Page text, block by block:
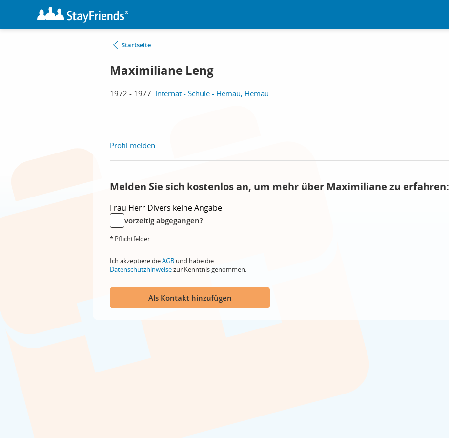
Startseite
Maximiliane Leng
1972 - 1977: Internat - Schule - Hemau, Hemau
Profil melden
Melden Sie sich kostenlos an, um mehr über Maximiliane zu erfahren:
Frau Herr Divers keine Angabe
vorzeitig abgegangen?
* Pflichtfelder
Ich akzeptiere dieAGB und habe die
Datenschutzhinweisezur Kenntnis genommen.
Als Kontakt hinzufügen